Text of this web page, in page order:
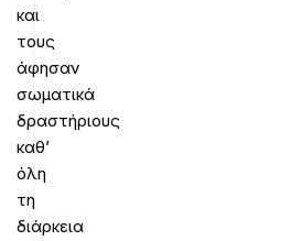
και
τους
άφησαν
σωματικά
δραστήριους
καθ’
όλη
τη
διάρκεια